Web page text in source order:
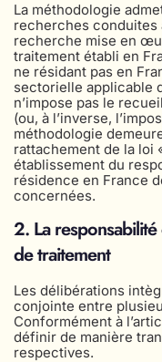
La méthodologie
recherches conduites
recherche mise en
traitement établi en
ne résidant pas en
sectorielle applicable
n’impose pas le
(ou, à l’inverse,
méthodologie
rattachement de la loi
établissement du
résidence en France
concernées.
2. La
de traitement
Les délibérations
conjointe entre
Conformément à
définir de manière
respectives.